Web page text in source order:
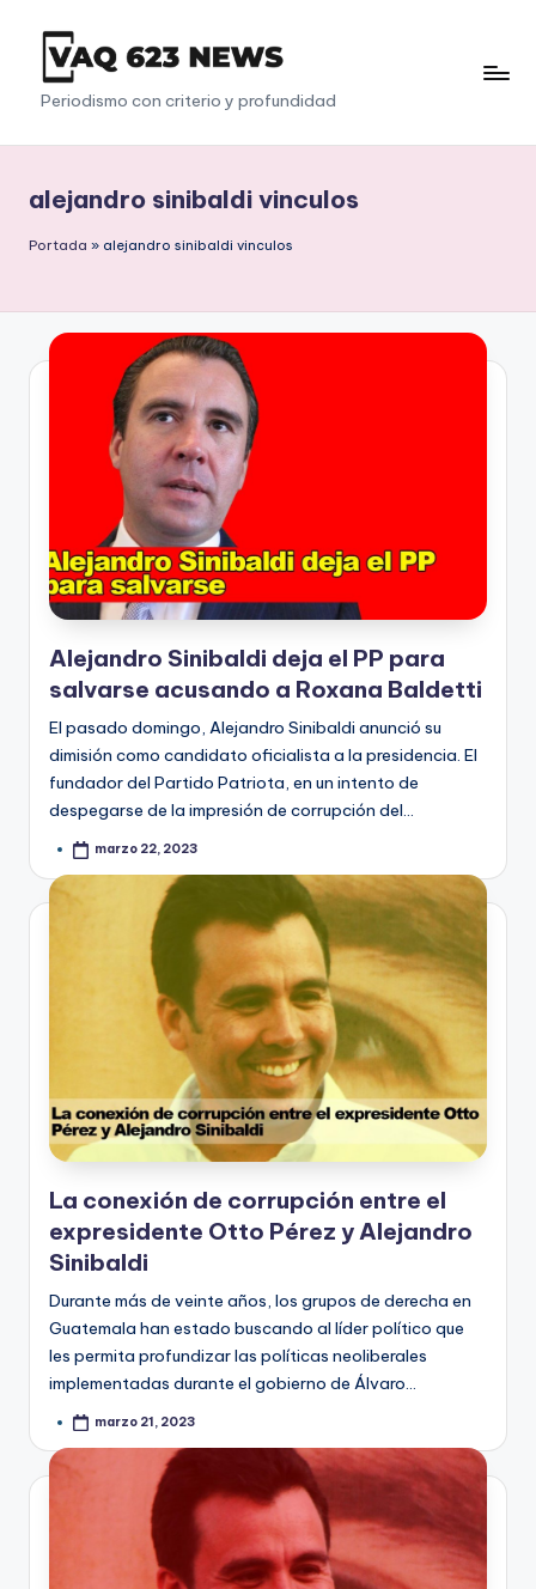
Saltar
contenido
V
a
q
2
Periodismo con criterio y profundidad
alejandro sinibaldi vinculos
Portada » alejandro sinibaldi vinculos
Alejandro Sinibaldi deja el PP para
salvarse acusando a Roxana Baldetti
El pasado domingo, Alejandro Sinibaldi anunció su
dimisión como candidato oficialista a la presidencia. El
fundador del Partido Patriota, en un intento de
despegarse de la impresión de corrupción del…
marzo 22, 2023
La conexión de corrupción entre el
expresidente Otto Pérez y Alejandro
Sinibaldi
Durante más de veinte años, los grupos de derecha en
Guatemala han estado buscando al líder político que
les permita profundizar las políticas neoliberales
implementadas durante el gobierno de Álvaro…
marzo 21, 2023